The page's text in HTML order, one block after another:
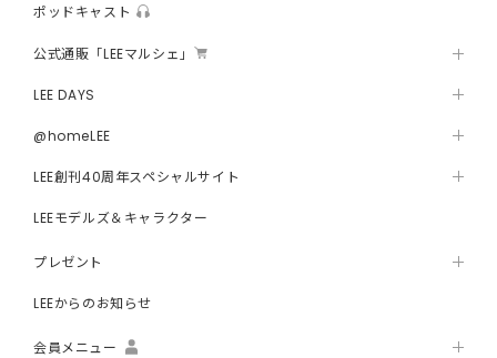
ポッドキャスト
公式通販「LEEマルシェ」
LEE DAYS
@homeLEE
LEE創刊40周年スペシャルサイト
LEEモデルズ＆キャラクター
プレゼント
LEEからのお知らせ
会員メニュー